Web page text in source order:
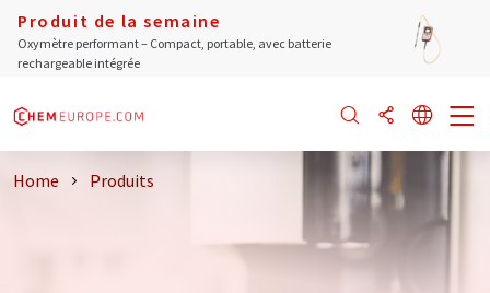
Produit de la semaine
Oxymètre performant – Compact, portable, avec batterie
rechargeable intégrée
Home Produits